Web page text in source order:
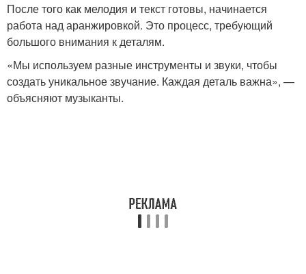
После того как мелодия и текст готовы, начинается
работа над аранжировкой. Это процесс, требующий
большого внимания к деталям.
«Мы используем разные инструменты и звуки, чтобы
создать уникальное звучание. Каждая деталь важна», —
объясняют музыканты.